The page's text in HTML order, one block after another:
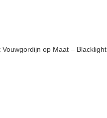
Vouwgordijn op Maat – Blacklight